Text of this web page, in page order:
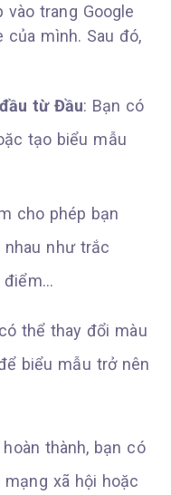
trang Google
của mình. Sau đó,
từ Đầu: Bạn có
tạo biểu mẫu
cho phép bạn
như trắc
điểm…
thể thay đổi màu
biểu mẫu trở nên
hoàn thành, bạn có
xã hội hoặc